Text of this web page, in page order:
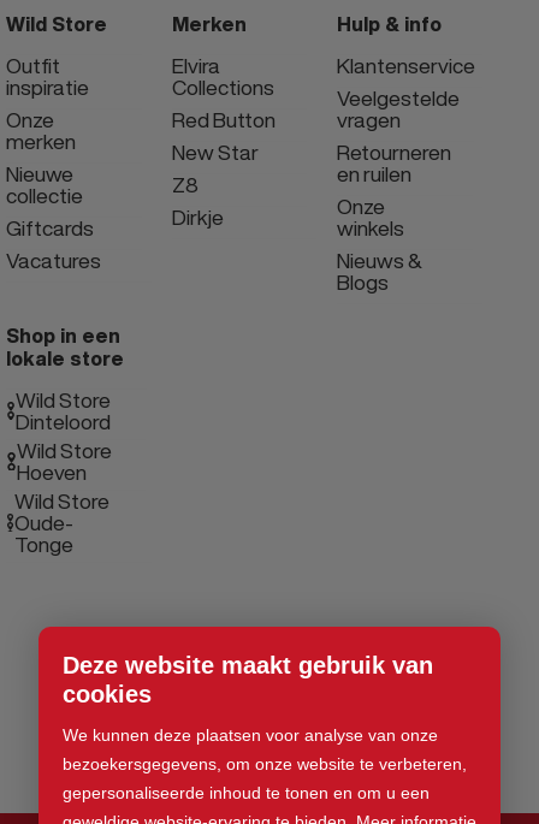
Deze website maakt gebruik van
cookies
We kunnen deze plaatsen voor analyse van onze
bezoekersgegevens, om onze website te verbeteren,
gepersonaliseerde inhoud te tonen en om u een
Wild Store
Outfit
inspiratie
Onze
merken
Nieuwe
collectie
Giftcards
Vacatures
Merken
Elvira
Collections
Red Button
New Star
Z8
Dirkje
Hulp & info
Klantenservice
Veelgestelde
vragen
Retourneren
en ruilen
Onze
winkels
Nieuws &
Blogs
Shop in een
lokale store
Wild Store
Dinteloord
Wild Store
Hoeven
Wild Store
Oude-
Tonge